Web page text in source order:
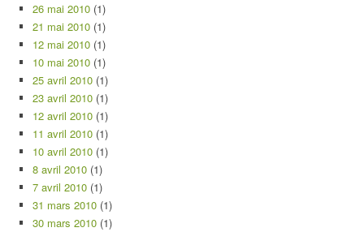
26 mai 2010 (1)
21 mai 2010 (1)
12 mai 2010 (1)
10 mai 2010 (1)
25 avril 2010 (1)
23 avril 2010 (1)
12 avril 2010 (1)
11 avril 2010 (1)
10 avril 2010 (1)
8 avril 2010 (1)
7 avril 2010 (1)
31 mars 2010 (1)
30 mars 2010 (1)